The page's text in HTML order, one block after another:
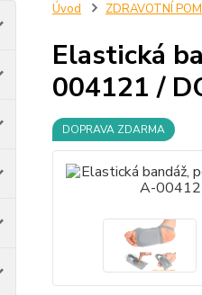
Úvod ZDRAVOTNÍ
Elastická
004121 /
DOPRAVA ZDARMA